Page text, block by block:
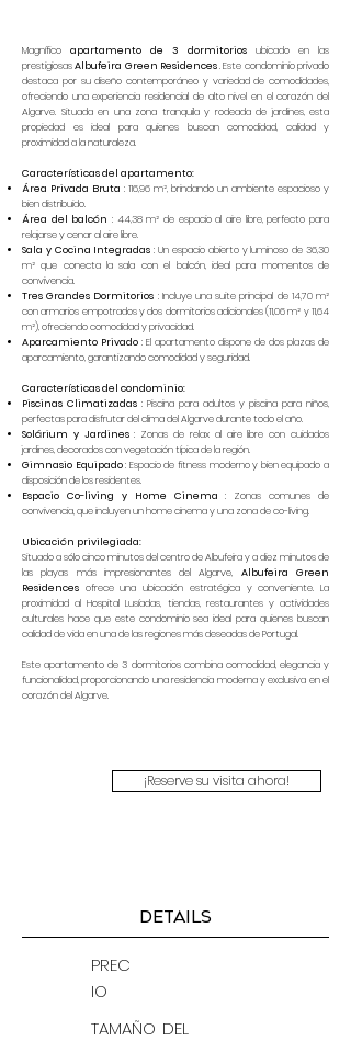
Magnífico apartamento de 3 dormitorios ubicado en las
prestigiosasAlbufeira Green Residences. Este condominio privado
destaca por su diseño contemporáneo y variedad de comodidades,
ofreciendo una experiencia residencial de alto nivel en el corazón del
Algarve. Situada en una zona tranquila y rodeada de jardines, esta
propiedad es ideal para quienes buscan comodidad, calidad y
proximidad a la naturaleza.
Características del apartamento:
Área Privada Bruta : 116,96 m², brindando un ambiente espacioso y
bien distribuido.
Área del balcón : 44,38 m² de espacio al aire libre, perfecto para
relajarse y cenar al aire libre.
Sala y Cocina Integradas : Un espacio abierto y luminoso de 36,30
m² que conecta la sala con el balcón, ideal para momentos de
convivencia.
Tres Grandes Dormitorios : Incluye una suite principal de 14,70 m²
con armarios empotrados y dos dormitorios adicionales (11,06 m² y 11,64
m²), ofreciendo comodidad y privacidad.
Aparcamiento Privado : El apartamento dispone de dos plazas de
aparcamiento, garantizando comodidad y seguridad.
Características del condominio:
Piscinas Climatizadas : Piscina para adultos y piscina para niños,
perfectas para disfrutar del clima del Algarve durante todo el año.
Solárium y Jardines: Zonas de relax al aire libre con cuidados
jardines, decorados con vegetación típica de la región.
Gimnasio Equipado: Espacio de fitness moderno y bien equipado a
disposición de los residentes.
Espacio Co-living y Home Cinema : Zonas comunes de
convivencia, que incluyen un home cinema y una zona de co-living.
Ubicación privilegiada:
Situado a sólo cinco minutos del centro de Albufeira y a diez minutos de
las playas más impresionantes del Algarve, Albufeira Green
Residences ofrece una ubicación estratégica y conveniente. La
proximidad al Hospital Lusíadas, tiendas, restaurantes y actividades
culturales hace que este condominio sea ideal para quienes buscan
calidad de vida en una de las regiones más deseadas de Portugal.
Este apartamento de 3 dormitorios combina comodidad, elegancia y
funcionalidad, proporcionando una residencia moderna y exclusiva en el
corazón del Algarve.
¡Reserve su visita ahora!
DETAILS
PREC
IO
TAMAÑO DEL